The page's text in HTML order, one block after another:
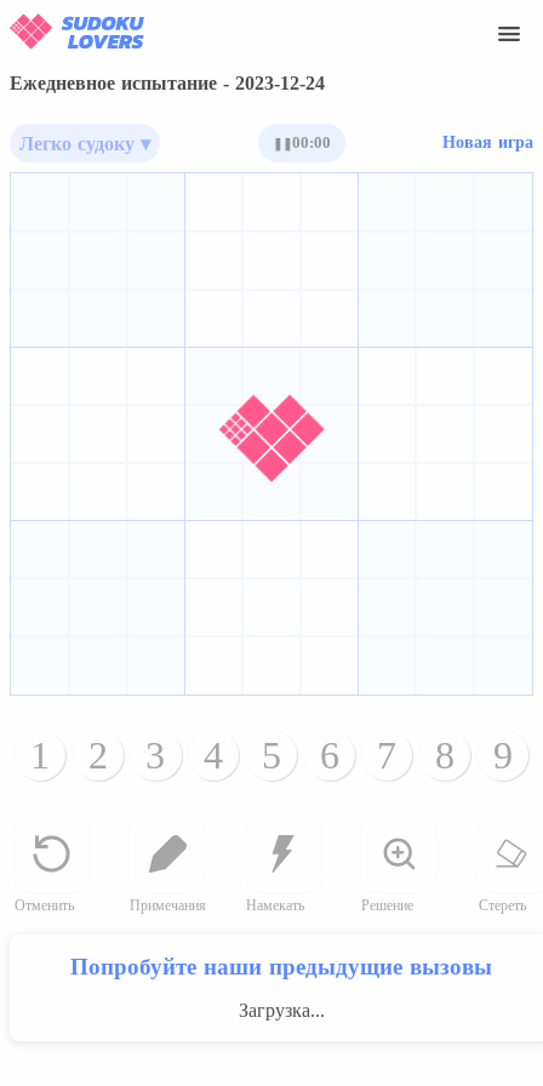
Ежедневное испытание - 2023-12-24
Легко судоку ▾ 00:00 Новая игра
1 2 3 4 5 6 7 8 9
Отменить Примечания Намекать Решение Стереть
Попробуйте наши предыдущие вызовы
Загрузка...